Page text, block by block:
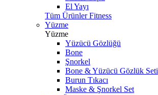
El Yayı
Tüm Ürünler Fitness
Yüzme
Yüzme
Yüzücü Gözlüğü
Bone
Şnorkel
Bone & Yüzücü Gözlük Seti
Burun Tıkacı
Maske & Şnorkel Set